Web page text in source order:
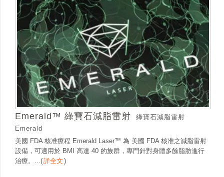
Emerald™ 綠寶石減脂雷射
綠寶石減脂雷射
Emerald
美國 FDA 核准療程 Emerald Laser™ 為 美國 FDA 核准之減脂雷射
設備，可適用於 BMI 高達 40 的族群，專門針對身體多餘脂肪進行
治療。...(詳全文 )